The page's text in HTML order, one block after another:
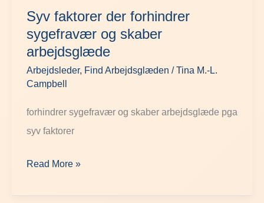
Syv faktorer der forhindrer
sygefravær og skaber
arbejdsglæde
Arbejdsleder, Find Arbejdsglæden /Tina M.-L.
Campbell
forhindrer sygefravær og skaber arbejdsglæde pga
syv faktorer
forhindrer
sygefravær
og
skaber
Read More »